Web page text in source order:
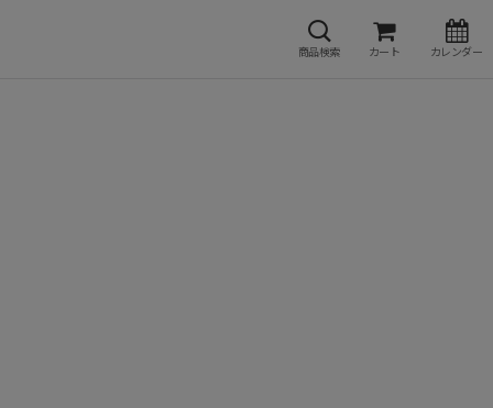
商品検索 カート カレンダー